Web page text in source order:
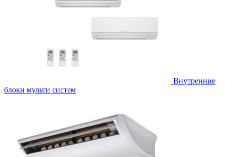
Внутренние
блоки мульти систем